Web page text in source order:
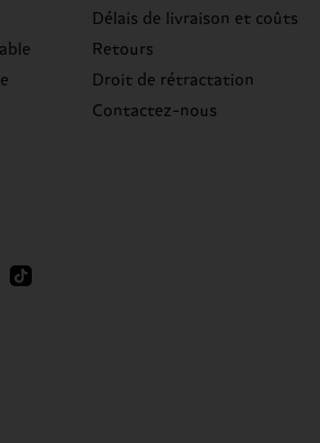
Délais de livraison et coûts
Retours
Droit de rétractation
Contactez-nous